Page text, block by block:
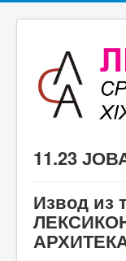
11.23
Извод из